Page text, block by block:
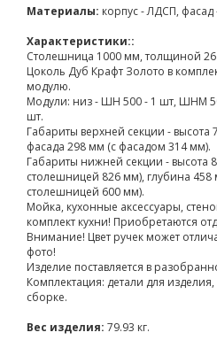
Материалы: корпус - ЛДСП,
Характеристики::
Столешница 1000 мм, толщиной 26
Цоколь Дуб Крафт Золото в
модулю.
Модули: низ - ШН 500 - 1 шт, ШНМ
шт.
Габариты верхней секции -
фасада 298 мм (с фасадом 314 мм).
Габариты нижней секции - высота
столешницей 826 мм), глубина
столешницей 600 мм).
Мойка, кухонные аксессуары,
комплект кухни! Приобретаются
Внимание! Цвет ручек может
фото!
Изделие поставляется в
Комплектация: детали для
сборке.
Вес изделия: 79.93 кг.